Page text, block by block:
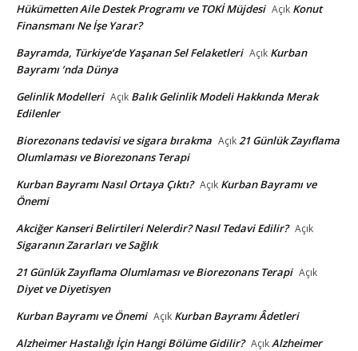
Hükümetten Aile Destek Programı ve TOKİ Müjdesi Açık Konut
Finansmanı Ne İşe Yarar?
Bayramda, Türkiye’de Yaşanan Sel Felaketleri Açık Kurban
Bayramı ’nda Dünya
Gelinlik Modelleri Açık Balık Gelinlik Modeli Hakkında Merak
Edilenler
Biorezonans tedavisi ve sigara bırakma Açık21 Günlük Zayıflama
Olumlaması ve Biorezonans Terapi
Kurban Bayramı Nasıl Ortaya Çıktı? Açık Kurban Bayramı ve
Önemi
Akciğer Kanseri Belirtileri Nelerdir? Nasıl Tedavi Edilir? Açık
Sigaranın Zararları ve Sağlık
21 Günlük Zayıflama Olumlaması ve Biorezonans Terapi Açık
Diyet ve Diyetisyen
Kurban Bayramı ve Önemi Açık Kurban Bayramı Âdetleri
Alzheimer Hastalığı İçin Hangi Bölüme Gidilir? AçıkAlzheimer